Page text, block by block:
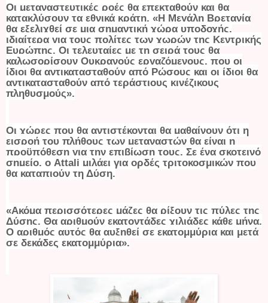
Οι μεταναστευτικές ροές θα επεκταθούν και θα
κατακλύσουν τα εθνικά κράτη. «Η Μεγάλη Βρετανία
θα εξελιχθεί σε μια σημαντική χώρα υποδοχής,
ιδιαίτερα για τους πολίτες των χωρών της Κεντρικής
Ευρώπης. Οι τελευταίες με τη σειρά τους θα
καλωσορίσουν Ουκρανούς εργαζόμενους, που οι
ίδιοι θα αντικατασταθούν από Ρώσους και οι ίδιοι θα
αντικατασταθούν από τεράστιους κινέζικους
πληθυσμούς».
Οι χώρες που θα αντιστέκονται θα μαθαίνουν ότι η
εισροή του πλήθους των μεταναστών θα είναι η
προϋπόθεση για την επιβίωση τους. Σε ένα σκοτεινό
σημείο, ο Attali μιλάει για ορδές τριτοκοσμικών που
θα καταπιούν τη Δύση.
«Ακόμα περισσότερες μάζες θα ρίξουν τις πύλες της
Δύσης. Θα αριθμούν εκατοντάδες χιλιάδες κάθε μήνα.
Ο αριθμός αυτός θα αυξηθεί σε εκατομμύρια και μετά
σε δεκάδες εκατομμύρια».